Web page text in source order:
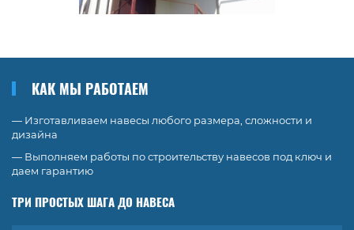
КАК МЫ РАБОТАЕМ
— Изготавливаем навесы любого размера, сложности и
дизайна
— Выполняем работы по строительству навесов под ключ и
даем гарантию
ТРИ ПРОСТЫХ ШАГА ДО НАВЕСА